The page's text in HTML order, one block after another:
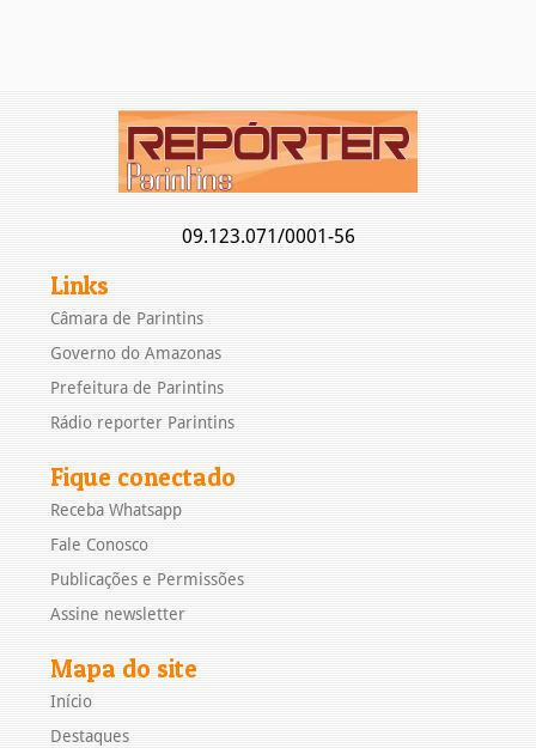
09.123.071/0001-56
Links
Câmara de Parintins
Governo do Amazonas
Prefeitura de Parintins
Rádio reporter Parintins
Fique conectado
Receba Whatsapp
Fale Conosco
Publicações e Permissões
Assine newsletter
Mapa do site
Início
Destaques